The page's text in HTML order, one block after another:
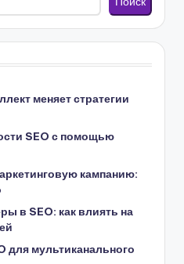
меняет стратегии
SEO с помощью
кампанию:
в SEO: как влиять на
для мультиканального